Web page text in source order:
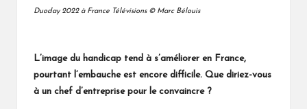
Duoday 2022 à France Télévisions © Marc Bélouis
L’image du handicap tend à s’améliorer en France,
pourtant l’embauche est encore difficile. Que diriez-vous
à un chef d’entreprise pour le convaincre ?